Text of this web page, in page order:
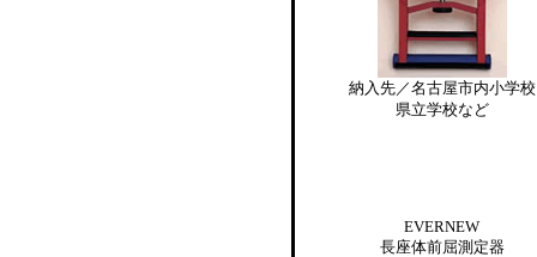
納入先／名古屋市内小学校
県立学校など
EVERNEW
長座体前屈測定器